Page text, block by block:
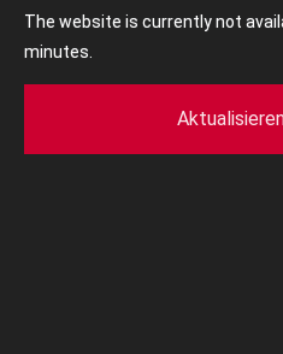
The website is currently not
minutes.